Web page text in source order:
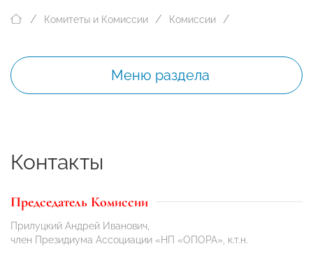
Комитеты и Комиссии Комиссии
Меню раздела
Контакты
Председатель Комиссии
Прилуцкий Андрей Иванович,
член Президиума Ассоциации «НП «ОПОРА», к.т.н.